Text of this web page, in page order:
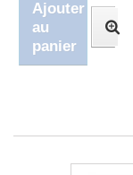
Ajouter
au
panier